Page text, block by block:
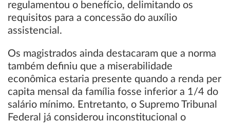
regulamentou o benefício, delimitando os
requisitos para a concessão do auxílio
assistencial.
Os magistrados ainda destacaram que a norma
também definiu que a miserabilidade
econômica estaria presente quando a renda per
capita mensal da família fosse inferior a 1/4 do
salário mínimo. Entretanto, o Supremo Tribunal
Federal já considerou inconstitucional o